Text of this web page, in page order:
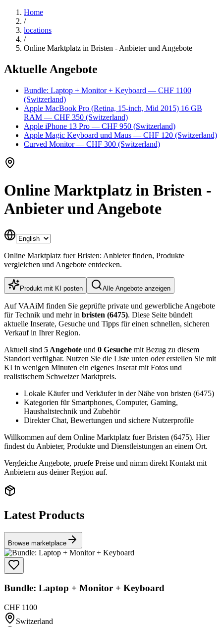
Home
/
locations
/
Online Marktplatz in Bristen - Anbieter und Angebote
Aktuelle Angebote
Bundle: Laptop + Monitor + Keyboard — CHF 1100
(Switzerland)
Apple MacBook Pro (Retina, 15-inch, Mid 2015) 16 GB
RAM — CHF 350 (Switzerland)
Apple iPhone 13 Pro — CHF 950 (Switzerland)
Apple Magic Keyboard und Maus — CHF 120 (Switzerland)
Curved Monitor— CHF 300 (Switzerland)
Online Marktplatz in Bristen -
Anbieter und Angebote
Online Marktplatz fuer Bristen: Anbieter finden, Produkte
vergleichen und Angebote entdecken.
Produkt mit KI posten Alle Angebote anzeigen
Auf VAAiM finden Sie geprüfte private und gewerbliche Angebote
für Technik und mehr in bristen (6475). Diese Seite bündelt
aktuelle Inserate, Gesuche und Tipps für einen schnellen, sicheren
Verkauf in Ihrer Region.
Aktuell sind 5 Angebote und 0 Gesuche mit Bezug zu diesem
Standort verfügbar. Nutzen Sie die Liste unten oder erstellen Sie mit
KI in wenigen Minuten ein eigenes Inserat mit Fotos und
realistischem Schweizer Marktpreis.
Lokale Käufer und Verkäufer in der Nähe von bristen (6475)
Kategorien für Smartphones, Computer, Gaming,
Haushaltstechnik und Zubehör
Direkter Chat, Bewertungen und sichere Nutzerprofile
Willkommen auf dem Online Marktplatz fuer Bristen (6475). Hier
findest du Anbieter, Produkte und Dienstleistungen an einem Ort.
Vergleiche Angebote, pruefe Preise und nimm direkt Kontakt mit
Anbietern aus deiner Region auf.
Latest Products
Browse marketplace
Bundle: Laptop + Monitor + Keyboard
CHF 1100
Switzerland